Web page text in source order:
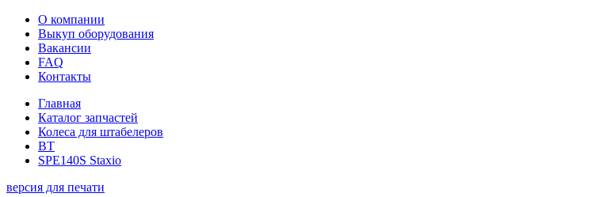
О компании
Выкуп оборудования
Вакансии
FAQ
Контакты
Главная
Каталог запчастей
Колеса для штабелеров
BT
SPE140S Staxio
версия для печати